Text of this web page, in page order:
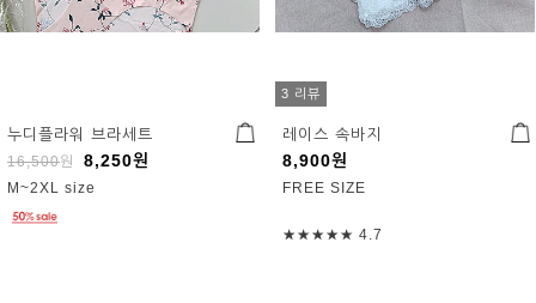
누디플라워 브라세트
16,500원 8,250원
M~2XL size
3 리뷰
레이스 속바지
8,900원
FREE SIZE
★★★★★ 4.7